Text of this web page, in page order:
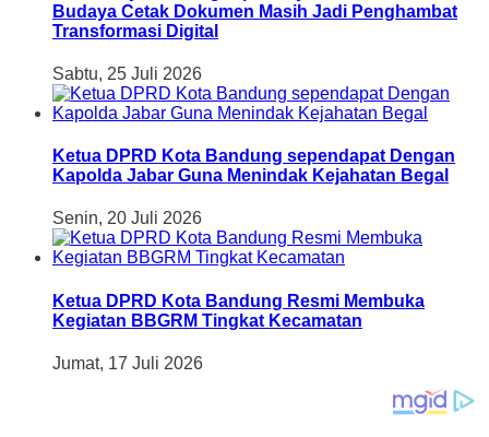
Budaya Cetak Dokumen Masih Jadi Penghambat
Transformasi Digital
Sabtu, 25 Juli 2026
Ketua DPRD Kota Bandung sependapat Dengan
Kapolda Jabar Guna Menindak Kejahatan Begal
Senin, 20 Juli 2026
Ketua DPRD Kota Bandung Resmi Membuka
Kegiatan BBGRM Tingkat Kecamatan
Jumat, 17 Juli 2026